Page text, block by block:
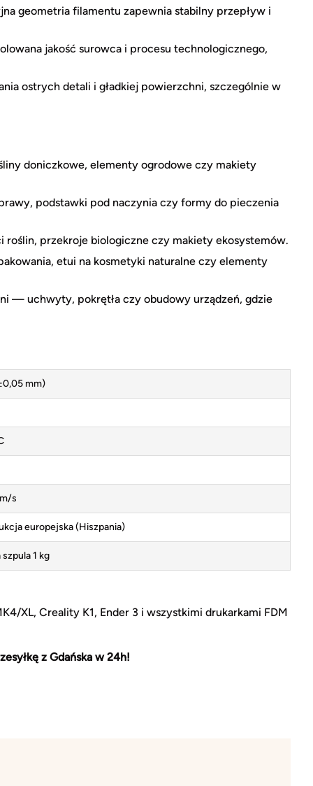
geometria filamentu zapewnia stabilny przepływ i
jakość surowca i procesu technologicznego,
ostrych detali i gładkiej powierzchni, szczególnie w
doniczkowe, elementy ogrodowe czy makiety
podstawki pod naczynia czy formy do pieczenia
przekroje biologiczne czy makiety ekosystemów.
etui na kosmetyki naturalne czy elementy
— uchwyty, pokrętła czy obudowy urządzeń, gdzie
mm)
s
europejska (Hiszpania)
1 kg
XL, Creality K1, Ender 3 i wszystkimi drukarkami FDM
z Gdańska w 24h!